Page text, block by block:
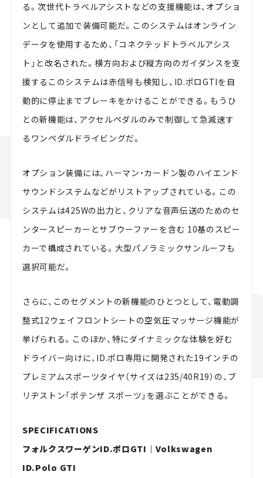
る。次世代トラベルアシストなどの支援機能は、オプショ
ンとして追加で装備可能だ。このシステムはオンライン
データを使用するため、「コネクテッドトラベルアシス
ト」と改名された。横方向および縦方向のガイダンスを支
援するこのシステムは赤信号も検知し、ID.ポロGTIを自
動的に停止までブレーキをかけることができる。もうひ
との新機能は、アクセルペダルのみで制御して急減速す
るワンペダルドライビングだ。
オプション装備には、ハーマン・カードン製のハイエンド
サウンドシステムなどがリストアップされている。この
システムは425Wの出力と、クリアな音声伝送のためのセ
ンタースピーカーとサブウーファーを含む 10基のスピー
カーで構成されている。大型パノラミックサンルーフも
選択可能だ。
さらに、このセグメントの新機能のひとつとして、電動調
整式12ウェイフロントシートの空気圧マッサージ機能が
挙げられる。このほか、特にダイナミックな体験を好む
ドライバー向けに、ID.ポロ専用に開発された19インチの
プレミアムスポーツタイヤ（サイズは235/40R19）の、ブ
リヂストン「ポテンザ スポーツ」を選ぶことができる。
SPECIFICATIONS
フォルクスワーゲンID.ポロGTI｜Volkswagen
ID.Polo GTI